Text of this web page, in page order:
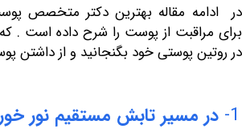
مقاله بهترین دکتر متخصص پوست
از پوست را شرح داده است . که می
پوستی خود بگنجانید و از داشتن پوستی
تابش مستقیم نور خورشید